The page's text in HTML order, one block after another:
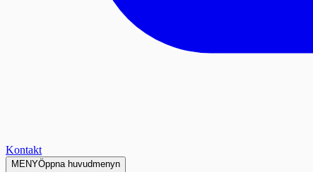
Kontakt
MENYÖppna huvudmenyn